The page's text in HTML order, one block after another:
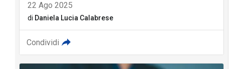
22 Ago 2025
di Daniela Lucia Calabrese
Condividi